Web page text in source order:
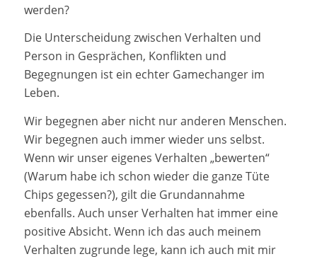
werden?
Die Unterscheidung zwischen Verhalten und
Person in Gesprächen, Konflikten und
Begegnungen ist ein echter Gamechanger im
Leben.
Wir begegnen aber nicht nur anderen Menschen.
Wir begegnen auch immer wieder uns selbst.
Wenn wir unser eigenes Verhalten „bewerten“
(Warum habe ich schon wieder die ganze Tüte
Chips gegessen?), gilt die Grundannahme
ebenfalls. Auch unser Verhalten hat immer eine
positive Absicht. Wenn ich das auch meinem
Verhalten zugrunde lege, kann ich auch mit mir